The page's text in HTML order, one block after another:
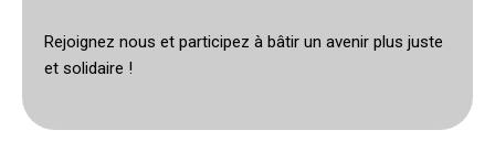
Rejoignez nous et participez à bâtir un avenir plus juste
et solidaire !